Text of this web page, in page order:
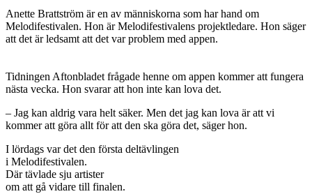
Anette Brattström är en av människorna som har hand om
Melodifestivalen. Hon är Melodifestivalens projektledare. Hon säger
att det är ledsamt att det var problem med appen.
Tidningen Aftonbladet frågade henne om appen kommer att fungera
nästa vecka. Hon svarar att hon inte kan lova det.
– Jag kan aldrig vara helt säker. Men det jag kan lova är att vi
kommer att göra allt för att den ska göra det, säger hon.
I lördags var det den första deltävlingen
i Melodifestivalen.
Där tävlade sju artister
om att gå vidare till finalen.